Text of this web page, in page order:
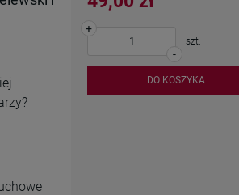
-
+
szt.
DO KOSZYKA